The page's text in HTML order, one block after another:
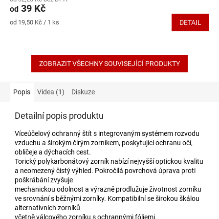
je
4,2
od 39 Kč
Měrná
od 19,50 Kč / 1 ks DETAIL
ZOBRAZIT VŠECHNY SOUVISEJÍCÍ PRODUKTY
Popis Videa (1) Diskuze
Detailní popis produktu
Víceúčelový ochranný štít s integrovaným systémem rozvodu
vzduchu a širokým čirým zorníkem, poskytující ochranu očí,
obličeje a dýchacích cest.
Torický polykarbonátový zorník nabízí nejvyšší optickou kvalitu
a neomezený čistý výhled. Pokročilá povrchová úprava proti
poškrábání zvyšuje
mechanickou odolnost a výrazně prodlužuje životnost zorníku
ve srovnání s běžnými zorníky. Kompatibilní se širokou škálou
alternativních zorníků
včetně válcového zorníku s ochrannými fóliemi.